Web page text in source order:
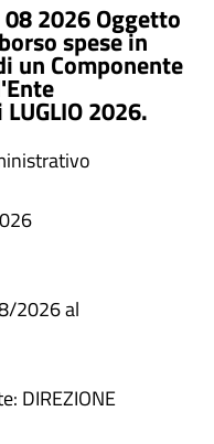
2026 Oggetto
spese in
un Componente
2026.
2026 al
DIREZIONE